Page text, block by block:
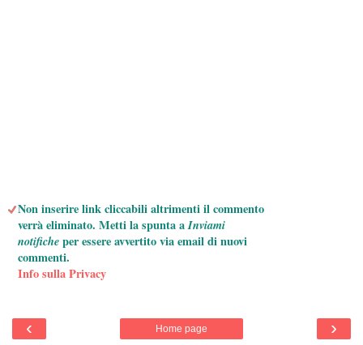
Non inserire link cliccabili altrimenti il commento
verrà eliminato. Metti la spunta aInviami
notificheper essere avvertito via email di nuovi
commenti.
Info sulla Privacy
‹ ›
Home page